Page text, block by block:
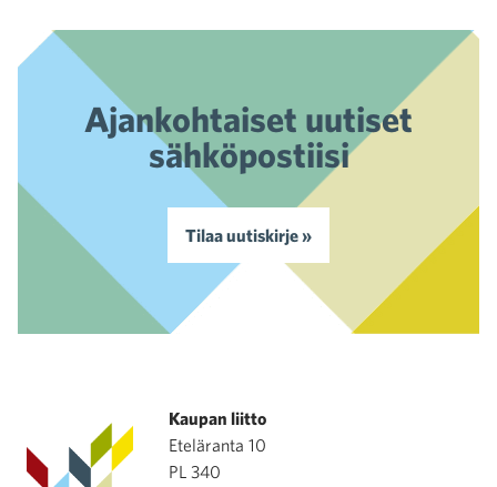
Ajankohtaiset uutiset
sähköpostiisi
Tilaa uutiskirje »
Kaupan liitto
Eteläranta 10
PL 340